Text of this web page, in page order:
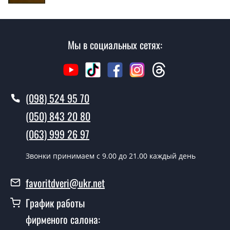
Мрамор с зеркалом?
условии наличия их на складе, либо на следующий
день.
Можно на сегодня вызвать
У вас есть в наличии готовые двери
Да, мы имеем большой ассортимент готовых входных
Мы в социальных сетях:
(098) 524 95 70
(050) 843 20 80
(063) 999 26 97
Звонки принимаем c 9.00 до 21.00 каждый день
favoritdveri@ukr.net
График работы
фирменого салона: